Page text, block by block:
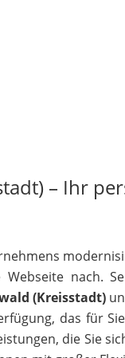
– Ihr
nach.
(Kreisstadt)
das für
die Sie